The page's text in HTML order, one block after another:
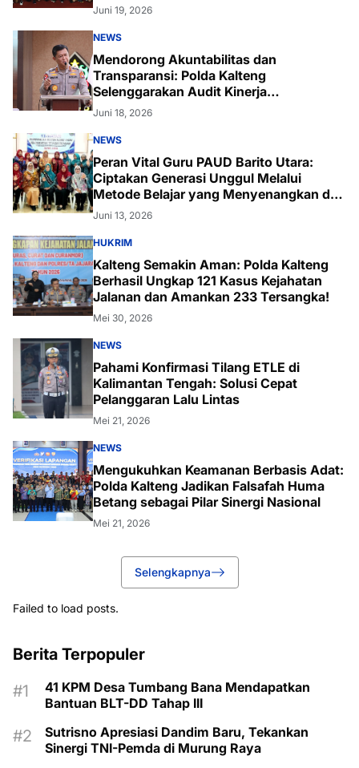
ke-80 di Palangka Raya
Juni 19, 2026
NEWS
Mendorong Akuntabilitas dan
Transparansi: Polda Kalteng
Selenggarakan Audit Kinerja
Komprehensif Bersama Itwasum Polri
Juni 18, 2026
NEWS
Peran Vital Guru PAUD Barito Utara:
Ciptakan Generasi Unggul Melalui
Metode Belajar yang Menyenangkan dan
Inovatif
Juni 13, 2026
HUKRIM
Kalteng Semakin Aman: Polda Kalteng
Berhasil Ungkap 121 Kasus Kejahatan
Jalanan dan Amankan 233 Tersangka!
Mei 30, 2026
NEWS
Pahami Konfirmasi Tilang ETLE di
Kalimantan Tengah: Solusi Cepat
Pelanggaran Lalu Lintas
Mei 21, 2026
NEWS
Mengukuhkan Keamanan Berbasis Adat:
Polda Kalteng Jadikan Falsafah Huma
Betang sebagai Pilar Sinergi Nasional
Mei 21, 2026
Selengkapnya
Failed to load posts.
Berita Terpopuler
41 KPM Desa Tumbang Bana Mendapatkan
Bantuan BLT-DD Tahap III
Sutrisno Apresiasi Dandim Baru, Tekankan
Sinergi TNI-Pemda di Murung Raya